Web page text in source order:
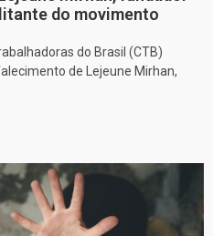
do movimento
do Brasil (CTB)
de Lejeune Mirhan,